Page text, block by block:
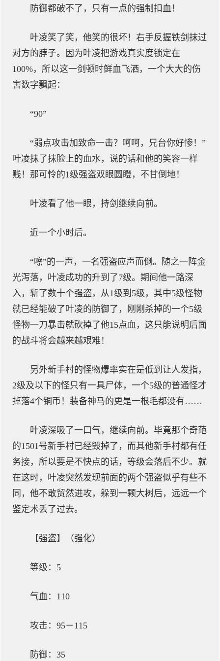
防御都破不了，只有一点的强制扣血！
叶凌笑了笑，他笑的很坏！右手反握铁剑抹过
对方的脖子。因为叶凌把游戏真实度锁定在
100%，所以这一剑顿时鲜血飞洒，一个大大的伤
害数字飘起：
“90”
“弱点攻击加致命一击？呵呵，兄台你好惨！”
叶凌抹了抹脸上的血水，说的话和他的笑容一样
贱！那可怜的1级强盗双眼圆瞪，不甘倒地！
叶凌看了他一眼，持剑继续向前。
近一个小时后。
“嚓”的一声，一名强盗应声而倒。随之一阵金
光泻落，叶凌成功的升到了7级。期间他一路深
入，斩了数十个强盗，从1级到5级，其中5级怪物
就已经能破了叶凌的防御了，刚刚杀掉的一个5级
怪物一刀暴击就砍掉了他15点血，这只能说明后面
的战斗将会越来越艰难！
另外新手村的怪物爆率实在是低到让人发指，
2级及以下的怪只有一具尸体，一个5级的普通怪才
掉落4个铜币！装备神马的更是一根毛都没有……
叶凌深吸了一口气，继续向前。毕竟那个奇葩
的1501号新手村已经毁掉了，而其他新手村都有任
务接，所以要是不快点的话，等级会落后不少。就
在这时，叶凌突然发现前面的两个强盗似乎有些不
同，他不敢贸然进攻，躲到一颗大树后，远远一个
鉴定术丢了过去。
【强盗】（强化）
等级：5
气血：110
攻击：95－115
防御：35